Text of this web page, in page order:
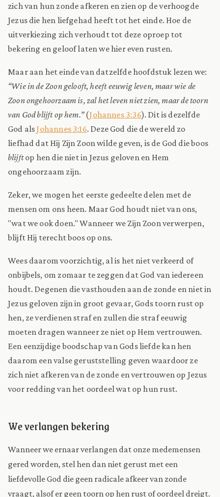
zich van hun zonde afkeren en zien op de verhoogde
Jezus die hen liefgehad heeft tot het einde. Hoe de
uitverkiezing zich verhoudt tot deze oproep tot
bekering en geloof laten we hier even rusten.
Maar aan het einde van datzelfde hoofdstuk lezen we:
“Wie in de Zoon gelooft, heeft eeuwig leven, maar wie de
Zoon ongehoorzaam is, zal het leven niet zien, maar de toorn
van God blijft op hem.”(Johannes 3:36). Dit is dezelfde
God alsJohannes 3:16. Deze God die de wereld zo
liefhad dat Hij Zijn Zoon wilde geven, is de God die boos
blijftop hen die niet in Jezus geloven en Hem
ongehoorzaam zijn.
Zeker, we mogen het eerste gedeelte delen met de
mensen om ons heen. Maar God houdt niet van ons,
"wat we ook doen." Wanneer we Zijn Zoon verwerpen,
blijft Hij terecht boos op ons.
Wees daarom voorzichtig, al is het niet verkeerd of
onbijbels, om zomaar te zeggen dat God van iedereen
houdt. Degenen die vasthouden aan de zonde en niet in
Jezus geloven zijn in groot gevaar, Gods toorn rust op
hen, ze verdienen straf en zullen die straf eeuwig
moeten dragen wanneer ze niet op Hem vertrouwen.
Een eenzijdige boodschap van Gods liefde kan hen
daarom een valse geruststelling geven waardoor ze
zich niet afkeren van de zonde en vertrouwen op Jezus
voor redding van het oordeel wat op hun rust.
We verlangen bekering
Wanneer we ernaar verlangen dat onze medemensen
gered worden, stel hen dan niet gerust met een
liefdevolle God die geen radicale afkeer van zonde
vraagt, alsof er geen toorn op hen rust of oordeel dreigt.